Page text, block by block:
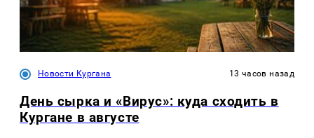
Новости Кургана 13 часов назад
День сырка и «Вирус»: куда сходить в
Кургане в августе